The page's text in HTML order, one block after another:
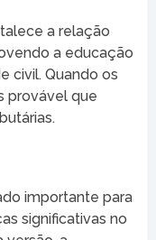
a relação
a educação
civil. Quando os
provável que
importante para
significativas no